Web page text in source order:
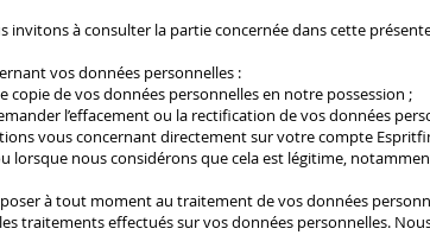
à consulter la partie concernée dans cette
vos données personnelles :
copie de vos données personnelles en notre possession ;
l’effacement ou la rectification de vos données
vous concernant directement sur votre compte
lorsque nous considérons que cela est légitime,
à tout moment au traitement de vos données
traitements effectués sur vos données personnelles.